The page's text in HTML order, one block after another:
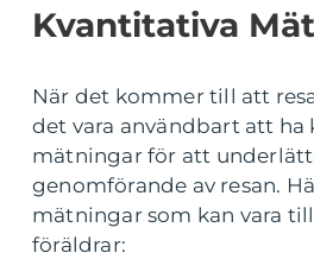
Kvantitativa
När det kommer till att
det vara användbart att ha
mätningar för att
genomförande av resan.
mätningar som kan vara
föräldrar: